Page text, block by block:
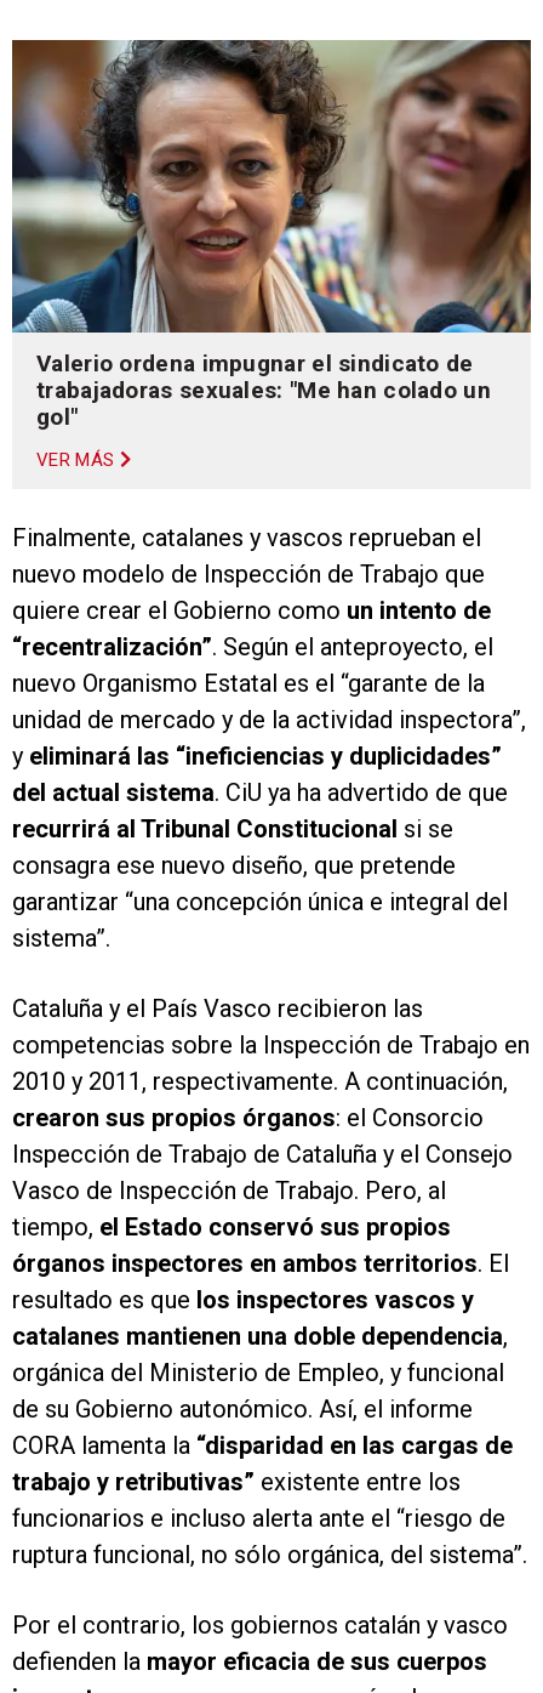
Valerio ordena impugnar el sindicato de
trabajadoras sexuales: "Me han colado un
gol"
VER MÁS
Finalmente, catalanes y vascos reprueban el
nuevo modelo de Inspección de Trabajo que
quiere crear el Gobierno como un intento de
“recentralización”. Según el anteproyecto, el
nuevo Organismo Estatal es el “garante de la
unidad de mercado y de la actividad inspectora”,
y eliminará las “ineficiencias y duplicidades”
del actual sistema. CiU ya ha advertido de que
recurrirá al Tribunal Constitucional si se
consagra ese nuevo diseño, que pretende
garantizar “una concepción única e integral del
sistema”.
Cataluña y el País Vasco recibieron las
competencias sobre la Inspección de Trabajo en
2010 y 2011, respectivamente. A continuación,
crearon sus propios órganos: el Consorcio
Inspección de Trabajo de Cataluña y el Consejo
Vasco de Inspección de Trabajo. Pero, al
tiempo, el Estado conservó sus propios
órganos inspectores en ambos territorios. El
resultado es que los inspectores vascos y
catalanes mantienen una doble dependencia,
orgánica del Ministerio de Empleo, y funcional
de su Gobierno autonómico. Así, el informe
CORA lamenta la “disparidad en las cargas de
trabajo y retributivas” existente entre los
funcionarios e incluso alerta ante el “riesgo de
ruptura funcional, no sólo orgánica, del sistema”.
Por el contrario, los gobiernos catalán y vasco
defienden la mayor eficacia de sus cuerpos